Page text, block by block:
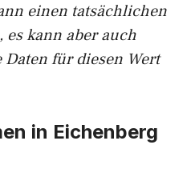
einen tatsächlichen
es kann aber auch
Daten für diesen Wert
in Eichenberg